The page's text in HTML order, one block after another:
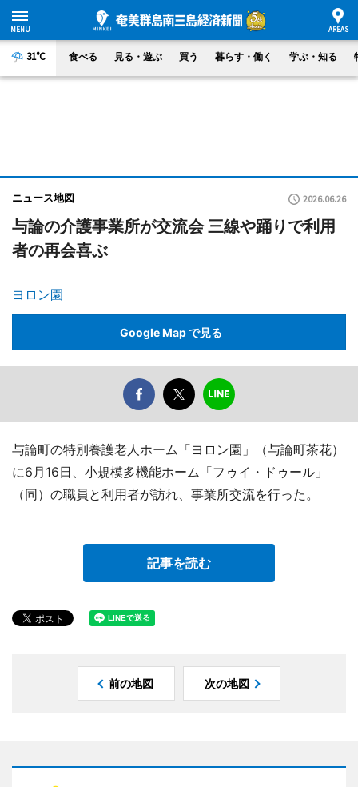
31°C 食べる 見る・遊ぶ 買う 暮らす・働く 学ぶ・知る
ニュース地図 2026.06.26
与論の介護事業所が交流会 三線や踊りで利用
者の再会喜ぶ
ヨロン園
Google Map で見る
与論町の特別養護老人ホーム「ヨロン園」（与論町茶花）
に6月16日、小規模多機能ホーム「フゥイ・ドゥール」
（同）の職員と利用者が訪れ、事業所交流を行った。
記事を読む
前の地図 次の地図